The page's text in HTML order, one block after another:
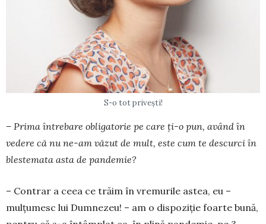
S-o tot priveşti!
– Prima întrebare obligatorie pe care ți-o pun, având în
vedere că nu ne-am văzut de mult, este cum te descurci în
bleste­mata asta de pande­mie?
– Contrar a ceea ce trăim în vre­murile astea, eu –
mulţumesc lui Dum­nezeu! – am o dispoziţie foar­te bună,